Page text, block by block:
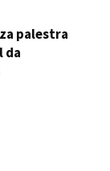
palestra
da